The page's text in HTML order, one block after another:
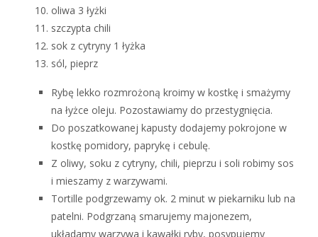
oliwa 3 łyżki
szczypta chili
sok z cytryny 1 łyżka
sól, pieprz
Rybę lekko rozmrożoną kroimy w kostkę i smażymy
na łyżce oleju. Pozostawiamy do przestygnięcia.
Do poszatkowanej kapusty dodajemy pokrojone w
kostkę pomidory, paprykę i cebulę.
Z oliwy, soku z cytryny, chili, pieprzu i soli robimy sos
i mieszamy z warzywami.
Tortille podgrzewamy ok. 2 minut w piekarniku lub na
patelni. Podgrzaną smarujemy majonezem,
układamy warzywa i kawałki ryby, posypujemy